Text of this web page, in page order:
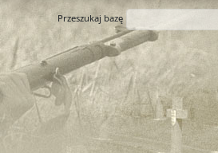
Przeszukaj bazę